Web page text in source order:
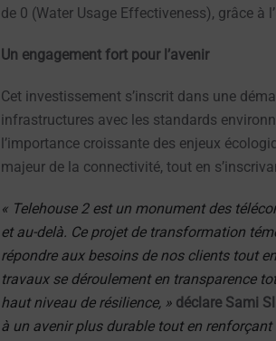
de 0 (Water Usage Effectiveness), grâce
Un engagement fort pour l’avenir
Cet investissement s’inscrit dans une
infrastructures avec les standards
l’importance croissante des enjeux
majeur de la connectivité, tout en
« Telehouse 2 est un monument des
et au-delà. Ce projet de transformation
répondre aux besoins de nos clients tout
travaux se déroulement en transparence
haut niveau de résilience, » déclare Sami
à un avenir plus durable tout en